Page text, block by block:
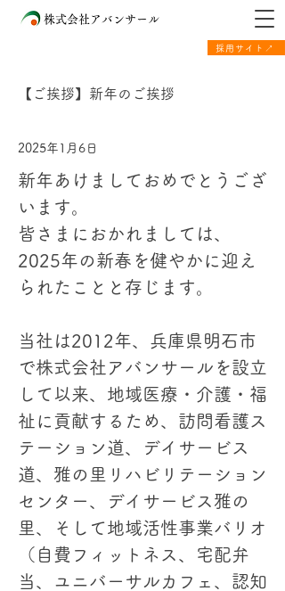
採用サイト↗
株式会社アバンサール
【ご挨拶】新年のご挨拶
2025年1月6日
新年あけましておめでとうござ
います。
皆さまにおかれましては、
2025年の新春を健やかに迎え
られたことと存じます。
当社は2012年、兵庫県明石市
で株式会社アバンサールを設立
して以来、地域医療・介護・福
祉に貢献するため、訪問看護ス
テーション道、デイサービス
道、雅の里リハビリテーション
センター、デイサービス雅の
里、そして地域活性事業バリオ
（自費フィットネス、宅配弁
当、ユニバーサルカフェ、認知